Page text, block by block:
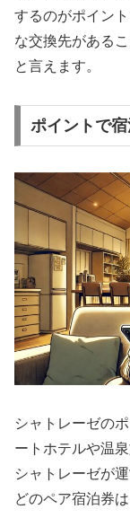
するのがポイン
な交換先がある
と言えます。
ポイントで
シャトレーゼの
ートホテルや温
シャトレーゼが
どのペア宿泊券